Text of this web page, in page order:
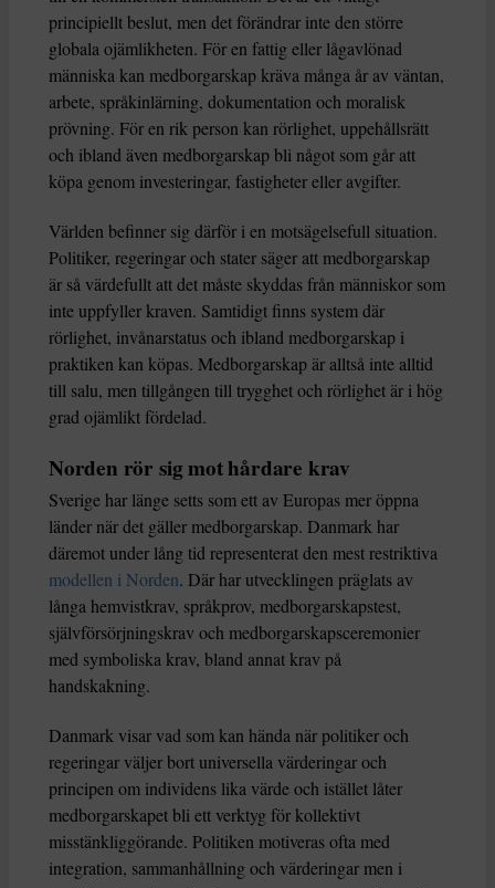
principiellt beslut, men det förändrar inte den större
globala ojämlikheten. För en fattig eller lågavlönad
människa kan medborgarskap kräva många år av väntan,
arbete, språkinlärning, dokumentation och moralisk
prövning. För en rik person kan rörlighet, uppehållsrätt
och ibland även medborgarskap bli något som går att
köpa genom investeringar, fastigheter eller avgifter.
Världen befinner sig därför i en motsägelsefull situation.
Politiker, regeringar och stater säger att medborgarskap
är så värdefullt att det måste skyddas från människor som
inte uppfyller kraven. Samtidigt finns system där
rörlighet, invånarstatus och ibland medborgarskap i
praktiken kan köpas. Medborgarskap är alltså inte alltid
till salu, men tillgången till trygghet och rörlighet är i hög
grad ojämlikt fördelad.
Norden rör sig mot hårdare krav
Sverige har länge setts som ett av Europas mer öppna
länder när det gäller medborgarskap. Danmark har
däremot under lång tid representerat den mest restriktiva
modellen i Norden. Där har utvecklingen präglats av
långa hemvistkrav, språkprov, medborgarskapstest,
självförsörjningskrav och medborgarskapsceremonier
med symboliska krav, bland annat krav på
handskakning.
Danmark visar vad som kan hända när politiker och
regeringar väljer bort universella värderingar och
principen om individens lika värde och istället låter
medborgarskapet bli ett verktyg för kollektivt
misstänkliggörande. Politiken motiveras ofta med
integration, sammanhållning och värderingar men i